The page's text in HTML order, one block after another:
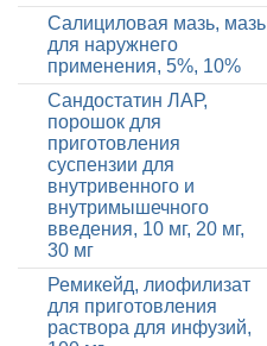
Салициловая мазь, мазь
для наружнего
применения, 5%, 10%
Сандостатин ЛАР,
порошок для
приготовления
суспензии для
внутривенного и
внутримышечного
введения, 10 мг, 20 мг,
30 мг
Ремикейд, лиофилизат
для приготовления
раствора для инфузий,